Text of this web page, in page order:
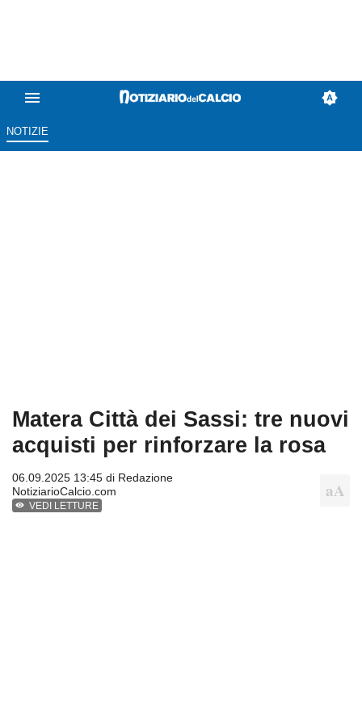
NOTIZIE
Matera Città dei Sassi: tre nuovi
acquisti per rinforzare la rosa
06.09.2025 13:45 di Redazione
NotiziarioCalcio.com
VEDI LETTURE